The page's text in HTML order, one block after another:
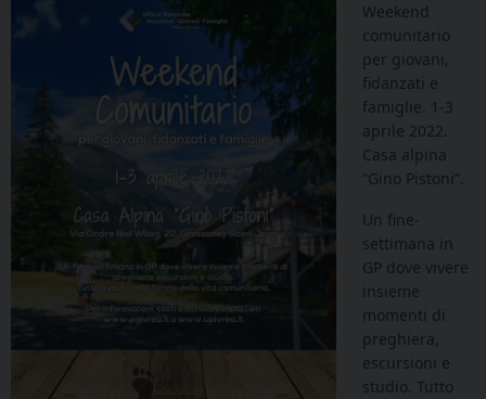
Weekend
comunitario
per giovani,
fidanzati e
famiglie. 1-3
aprile 2022.
Casa alpina
“Gino Pistoni”.
Un fine-
settimana in
GP dove vivere
insieme
momenti di
preghiera,
escursioni e
studio. Tutto